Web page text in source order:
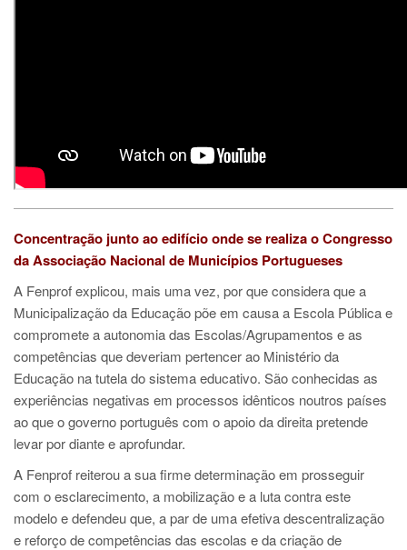
Concentração junto ao edifício onde se realiza o Congresso
da Associação Nacional de Municípios Portugueses
A Fenprof explicou, mais uma vez, por que considera que a
Municipalização da Educação põe em causa a Escola Pública e
compromete a autonomia das Escolas/Agrupamentos e as
competências que deveriam pertencer ao Ministério da
Educação na tutela do sistema educativo. São conhecidas as
experiências negativas em processos idênticos noutros países
ao que o governo português com o apoio da direita pretende
levar por diante e aprofundar.
A Fenprof reiterou a sua firme determinação em prosseguir
com o esclarecimento, a mobilização e a luta contra este
modelo e defendeu que, a par de uma efetiva descentralização
e reforço de competências das escolas e da criação de